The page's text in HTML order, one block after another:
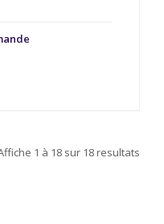
1 à 18 sur 18 resultats